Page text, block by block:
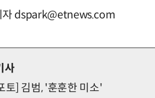
자 dspark@etnews.com
사
토] 김범, '훈훈한 미소'